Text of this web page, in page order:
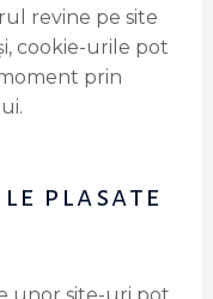
revine pe site
cookie-urile pot
prin
plasate
unor site-uri pot